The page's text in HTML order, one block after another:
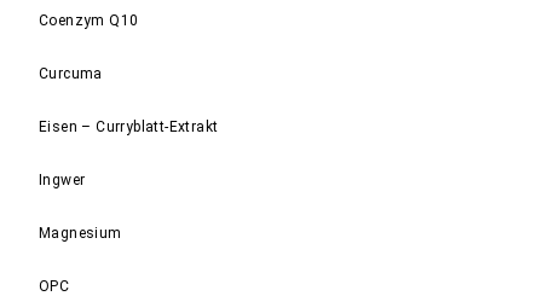
Coenzym Q10
Curcuma
Eisen – Curryblatt-Extrakt
Ingwer
Magnesium
OPC